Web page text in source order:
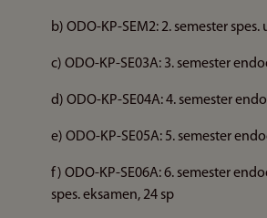
b) ODO-KP-SEM2: 2. semester spes.
c) ODO-KP-SE03A: 3. semester
d) ODO-KP-SE04A: 4. semester
e) ODO-KP-SE05A: 5. semester
f) ODO-KP-SE06A: 6. semester
spes. eksamen, 24 sp